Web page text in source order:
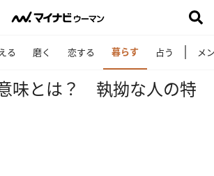
る 磨く 恋する 暮らす 占う メ
意味とは？ 執拗な人の特